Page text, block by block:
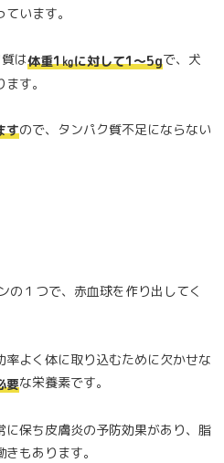
います。
は体重1㎏に対して1〜5gで、犬
す。
すので、タンパク質不足にならない
の１つで、赤血球を作り出してく
よく体に取り込むために欠かせな
要な栄養素です。
保ち皮膚炎の予防効果があり、脂
もあります。